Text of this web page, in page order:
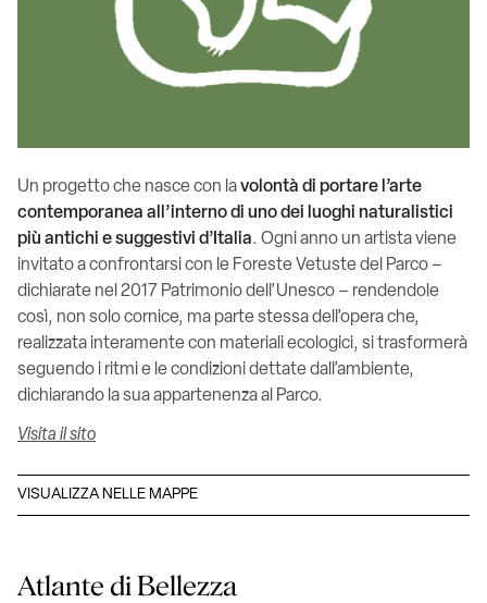
Un progetto che nasce con lavolontà di portare l’arte
contemporanea all’interno di uno dei luoghi naturalistici
più antichi e suggestivi d’Italia. Ogni anno un artista viene
invitato a confrontarsi con le Foreste Vetuste del Parco –
dichiarate nel 2017 Patrimonio dell’Unesco – rendendole
così, non solo cornice, ma parte stessa dell’opera che,
realizzata interamente con materiali ecologici, si trasformerà
seguendo i ritmi e le condizioni dettate dall’ambiente,
dichiarando la sua appartenenza al Parco.
Visita il sito
VISUALIZZA NELLE MAPPE
Atlante di Bellezza